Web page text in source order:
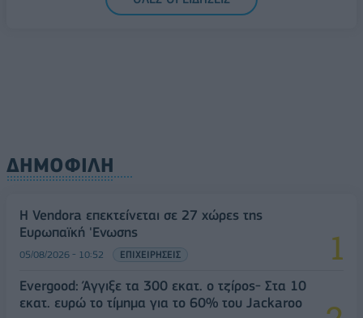
ΔΗΜΟΦΙΛΗ
Η Vendora επεκτείνεται σε 27 χώρες της
Ευρωπαϊκή 'Ενωσης
05/08/2026 - 10:52 ΕΠΙΧΕΙΡΗΣΕΙΣ
Evergood: Άγγιξε τα 300 εκατ. ο τζίρος- Στα 10
εκατ. ευρώ το τίμημα για το 60% του Jackaroo